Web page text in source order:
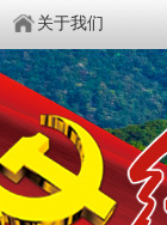
关于我们